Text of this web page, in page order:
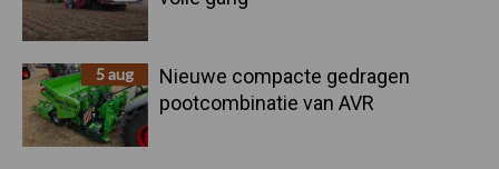
5 aug
Nieuwe compacte gedragen
pootcombinatie van AVR